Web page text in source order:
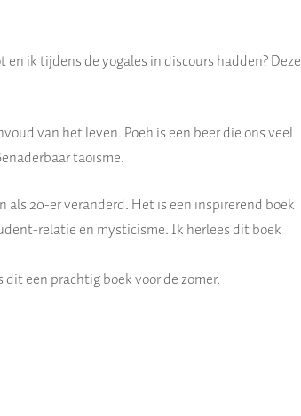
en ik tijdens de yogales in discours hadden? Deze
van het leven. Poeh is een beer die ons veel
taoïsme.
als 20-er veranderd. Het is een inspirerend boek
relatie en mysticisme. Ik herlees dit boek
een prachtig boek voor de zomer.